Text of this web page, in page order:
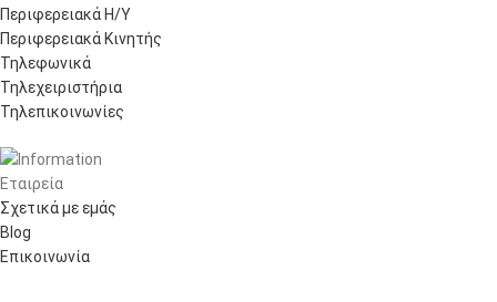
Περιφερειακά Η/Υ
Περιφερειακά Κινητής
Τηλεφωνικά
Τηλεχειριστήρια
Τηλεπικοινωνίες
Εταιρεία
Σχετικά με εμάς
Blog
Επικοινωνία